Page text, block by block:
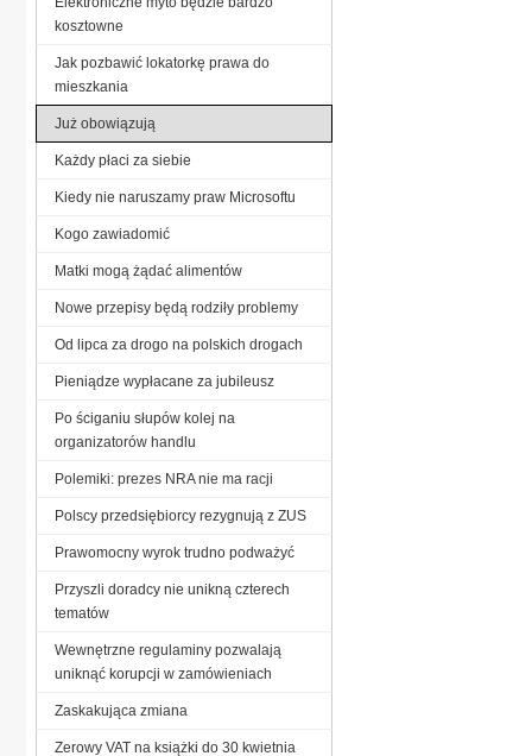
kosztowne
Jak pozbawić lokatorkę prawa do
mieszkania
Już obowiązują
Każdy płaci za siebie
Kiedy nie naruszamy praw Microsoftu
Kogo zawiadomić
Matki mogą żądać alimentów
Nowe przepisy będą rodziły problemy
Od lipca za drogo na polskich drogach
Pieniądze wypłacane za jubileusz
Po ściganiu słupów kolej na
organizatorów handlu
Polemiki: prezes NRA nie ma racji
Polscy przedsiębiorcy rezygnują z ZUS
Prawomocny wyrok trudno podważyć
Przyszli doradcy nie unikną czterech
tematów
Wewnętrzne regulaminy pozwalają
uniknąć korupcji w zamówieniach
Zaskakująca zmiana
Zerowy VAT na książki do 30 kwietnia